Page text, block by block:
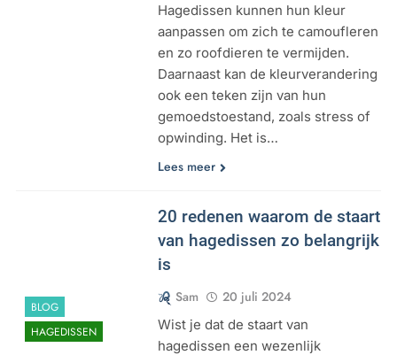
Hagedissen kunnen hun kleur
aanpassen om zich te camoufleren
en zo roofdieren te vermijden.
Daarnaast kan de kleurverandering
ook een teken zijn van hun
gemoedstoestand, zoals stress of
opwinding. Het is…
Lees meer
BLOG
HAGEDISSEN
20 redenen waarom de staart
van hagedissen zo belangrijk
is
Sam 20 juli 2024
Wist je dat de staart van
hagedissen een wezenlijk